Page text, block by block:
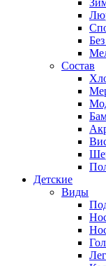
Состав
Детские
Виды